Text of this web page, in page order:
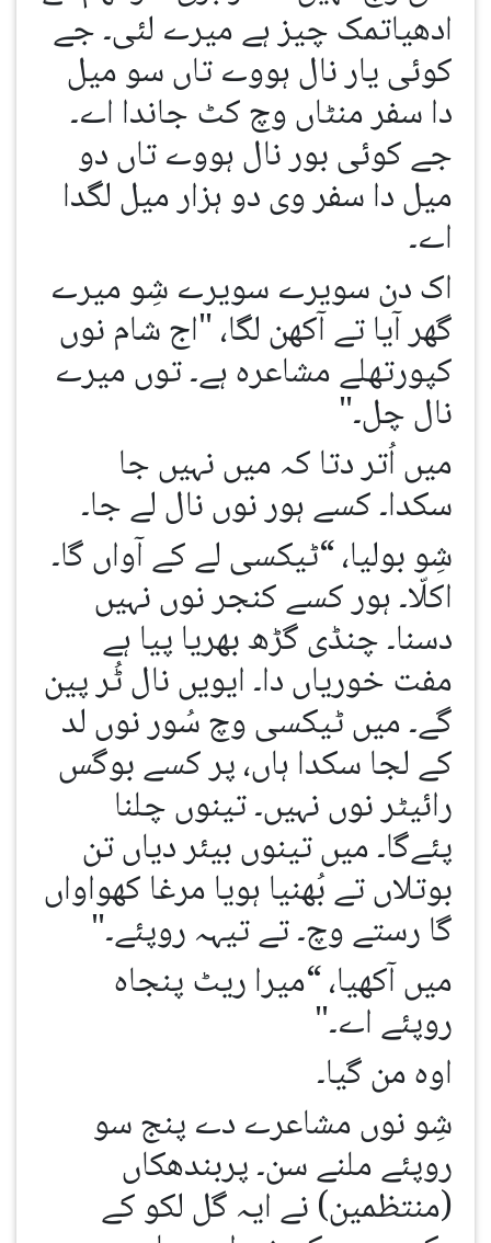
ادھیاتمک چیز ہے میرے لئی۔ جے
کوئی یار نال ہووے تاں سو میل
دا سفر منٹاں وچ کٹ جاندا اے۔
جے کوئی بور نال ہووے تاں دو
میل دا سفر وی دو ہزار میل لگدا
اے۔
اک دن سویرے سویرے شِو میرے
گھر آیا تے آکھن لگا، "اج شام نوں
کپورتھلے مشاعرہ ہے۔ توں میرے
نال چل۔"
میں اُتر دتا کہ میں نہیں جا
سکدا۔ کسے ہور نوں نال لے جا۔
شِو بولیا، “ٹیکسی لے کے آواں گا۔
اکلّا۔ ہور کسے کنجر نوں نہیں
دسنا۔ چنڈی گڑھ بھریا پیا ہے
مفت خوریاں دا۔ ایویں نال ٹُر پین
گے۔ میں ٹیکسی وچ سُور نوں لد
کے لجا سکدا ہاں، پر کسے بوگس
رائیٹر نوں نہیں۔ تینوں چلنا
پئےگا۔ میں تینوں بیئر دیاں تن
بوتلاں تے بُھنیا ہویا مرغا کھواواں
گا رستے وچ۔ تے تیہہ روپئے۔"
میں آکھیا، “میرا ریٹ پنجاہ
روپئے اے۔"
اوہ من گیا۔
شِو نوں مشاعرے دے پنج سو
روپئے ملنے سن۔ پربندھکاں
(منتظمین) نے ایہ گل لکو کے